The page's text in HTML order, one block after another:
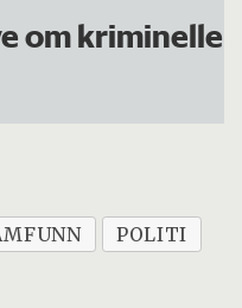
om kriminelle
POLITI